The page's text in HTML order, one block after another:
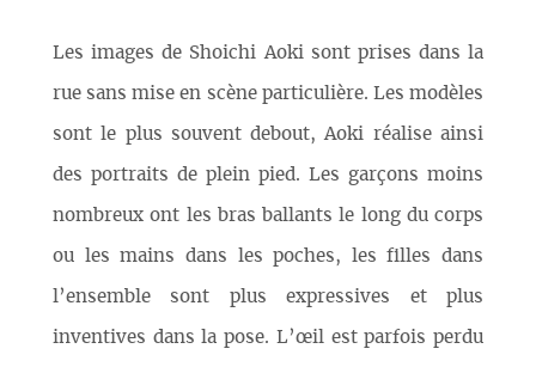
Les images de Shoichi Aoki sont prises dans la
rue sans mise en scène particulière. Les modèles
sont le plus souvent debout, Aoki réalise ainsi
des portraits de plein pied. Les garçons moins
nombreux ont les bras ballants le long du corps
ou les mains dans les poches, les filles dans
l’ensemble sont plus expressives et plus
inventives dans la pose. L’œil est parfois perdu